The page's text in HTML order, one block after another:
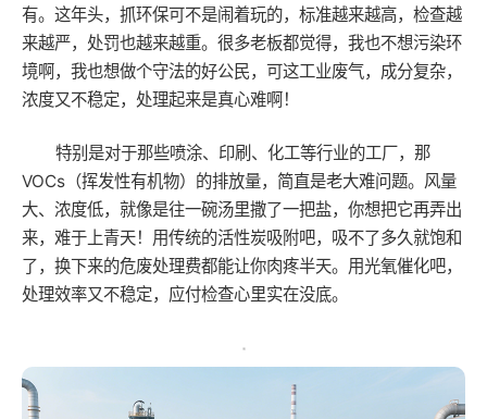
有。这年头，抓环保可不是闹着玩的，标准越来越高，检查越
来越严，处罚也越来越重。很多老板都觉得，我也不想污染环
境啊，我也想做个守法的好公民，可这工业废气，成分复杂，
浓度又不稳定，处理起来是真心难啊！
特别是对于那些喷涂、印刷、化工等行业的工厂，那
VOCs（挥发性有机物）的排放量，简直是老大难问题。风量
大、浓度低，就像是往一碗汤里撒了一把盐，你想把它再弄出
来，难于上青天！用传统的活性炭吸附吧，吸不了多久就饱和
了，换下来的危废处理费都能让你肉疼半天。用光氧催化吧，
处理效率又不稳定，应付检查心里实在没底。